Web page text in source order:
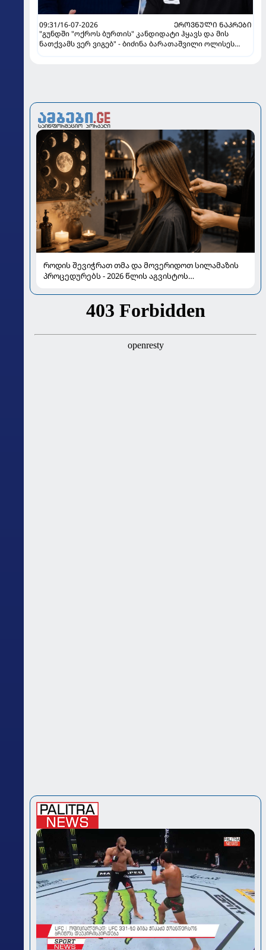
09:31/16-07-2026
ᲔᲠᲝᲕᲜᲣᲚᲘ ᲜᲐᲙᲠᲔᲑᲘ
"გუნდში "ოქროს ბურთის" კანდიდატი ჰყავს და მის
ნათქვამს ვერ ვიგებ" - ბიძინა ბარათაშვილი ოლისეს
როდის შევიჭრათ თმა და მოვერიდოთ სილამაზის
პროცედურებს - 2026 წლის აგვისტოს